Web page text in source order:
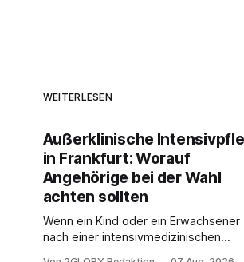
WEITERLESEN
Außerklinische
in Frankfurt: Worauf
Angehörige bei der Wahl
achten sollten
Wenn ein Kind oder ein Erwachsener
nach einer intensivmedizinischen